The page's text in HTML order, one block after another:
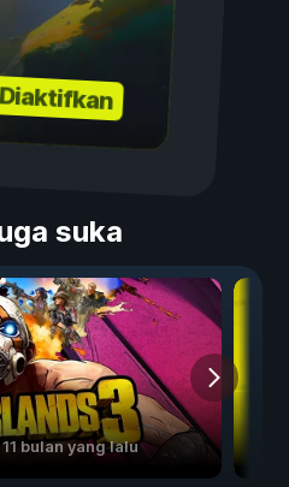
suka
11 bulan yang lalu